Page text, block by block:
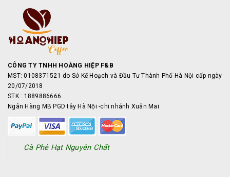
CÔNG TY TNHH HOÀNG HIỆP F&B
MST: 0108371521 do Sở Kế Hoạch và Đầu Tư Thành Phố Hà Nội cấp ngày
20/07/2018
STK : 1889886666
Ngân Hàng MB PGD tây Hà Nội -chi nhánh Xuân Mai
Cà Phê Hạt Nguyên Chất